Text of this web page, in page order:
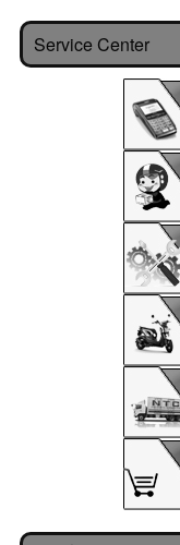
Service Center